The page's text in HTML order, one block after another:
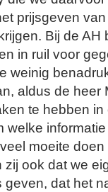
prijsgeven
Bij de AH
in ruil voor
weinig
aldus de heer
te hebben
welke
moeite
ook dat we
dat het